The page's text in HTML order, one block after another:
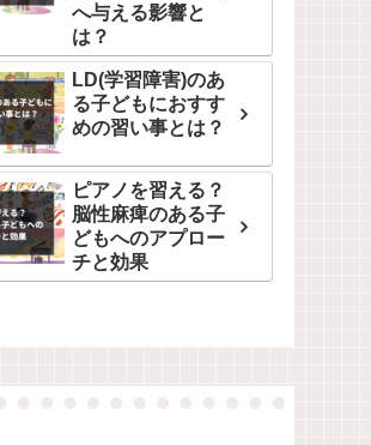
へ与える影響と
は？
LD(学習障害)のあ
る子どもにおすす
めの習い事とは？
ピアノを習える？
脳性麻痺のある子
どもへのアプロー
チと効果